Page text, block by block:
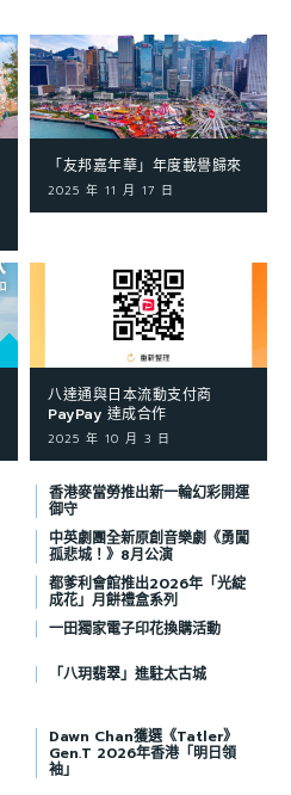
「友邦嘉年華」年度載譽歸來
2025 年 11 月 17 日
八達通與日本流動支付商
PayPay 達成合作
2025 年 10 月 3 日
香港麥當勞推出新一輪幻彩開運
御守
中英劇團全新原創音樂劇《勇闖
孤悲城！》8月公演
都爹利會館推出2026年「光綻
成花」月餅禮盒系列
一田獨家電子印花換購活動
「八玥翡翠」進駐太古城
Dawn Chan獲選《Tatler》
Gen.T 2026年香港「明日領
袖」